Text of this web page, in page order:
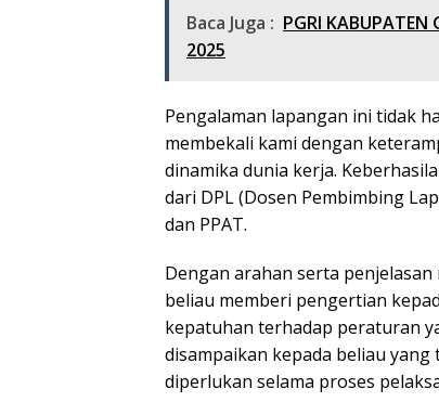
Baca Juga : PGRI KABUPATEN
2025
Pengalaman lapangan ini tidak
membekali kami dengan
dinamika dunia kerja.
dari DPL (Dosen Pembimbing
dan PPAT.
Dengan arahan serta
beliau memberi pengertian
kepatuhan terhadap peraturan
disampaikan kepada beliau
diperlukan selama proses